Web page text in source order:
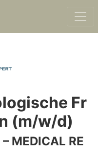
Fr
(m/w/d)
MEDICAL RE